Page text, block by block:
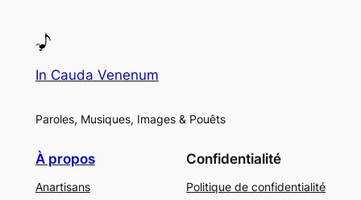
In Cauda Venenum
Paroles, Musiques, Images & Pouêts
À propos
Anartisans
Confidentialité
Politique de confidentialité